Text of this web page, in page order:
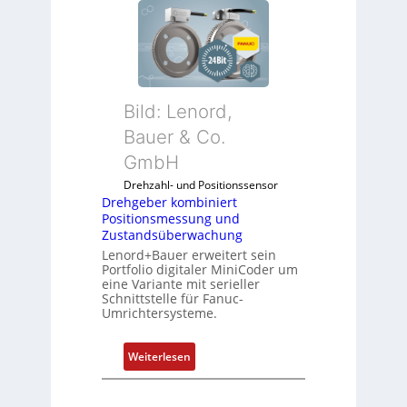
e
h
g
e
e
m
b
i
i
e
r
P
o
s
Bild: Lenord,
Bauer & Co.
GmbH
Drehzahl- und Positionssensor
Drehgeber kombiniert
Positionsmessung und
Zustandsüberwachung
Lenord+Bauer erweitert sein
Portfolio digitaler MiniCoder um
eine Variante mit serieller
Schnittstelle für Fanuc-
Umrichtersysteme.
Weiterlesen:
D